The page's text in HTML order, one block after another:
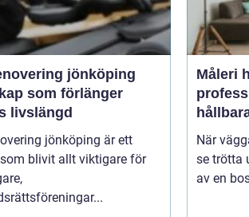
jönköping
som förlänger
livslängd
jönköping är ett
blivit allt viktigare för
Måleri
När
se trötta
av en